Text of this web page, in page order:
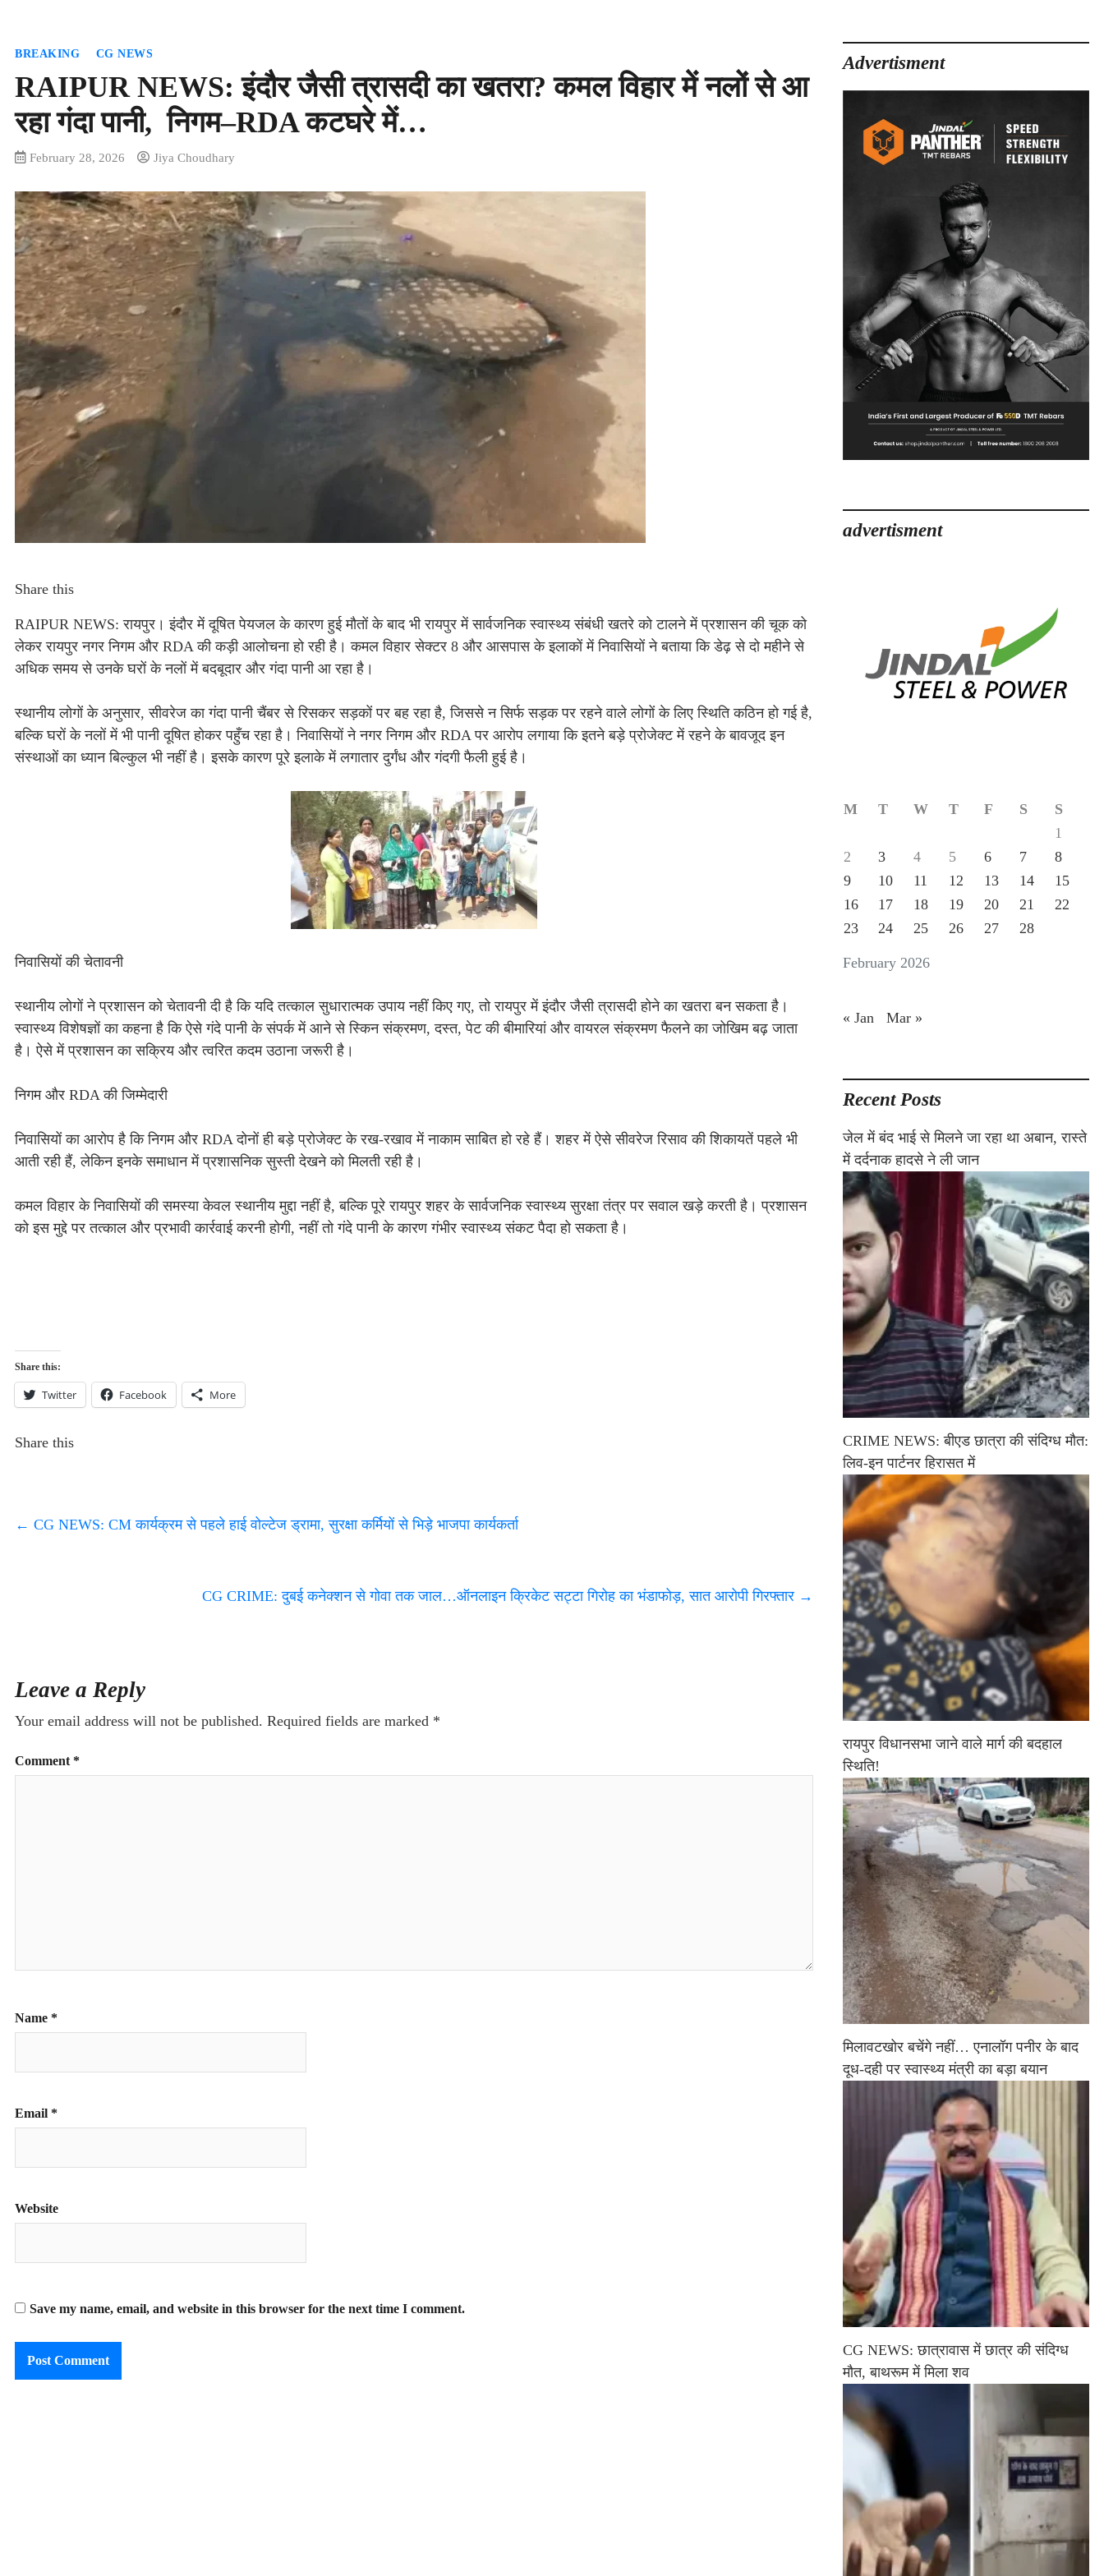
BREAKING CG NEWS
RAIPUR NEWS: इंदौर जैसी त्रासदी का खतरा? कमल विहार में नलों से आ
रहा गंदा पानी, निगम–RDA कटघरे में…
February 28, 2026 Jiya Choudhary
Share this
RAIPUR NEWS: रायपुर। इंदौर में दूषित पेयजल के कारण हुई मौतों के बाद भी रायपुर में सार्वजनिक स्वास्थ्य संबंधी खतरे को टालने में प्रशासन की चूक को
लेकर रायपुर नगर निगम और RDA की कड़ी आलोचना हो रही है। कमल विहार सेक्टर 8 और आसपास के इलाकों में निवासियों ने बताया कि डेढ़ से दो महीने से
अधिक समय से उनके घरों के नलों में बदबूदार और गंदा पानी आ रहा है।
स्थानीय लोगों के अनुसार, सीवरेज का गंदा पानी चैंबर से रिसकर सड़कों पर बह रहा है, जिससे न सिर्फ सड़क पर रहने वाले लोगों के लिए स्थिति कठिन हो गई है,
बल्कि घरों के नलों में भी पानी दूषित होकर पहुँच रहा है। निवासियों ने नगर निगम और RDA पर आरोप लगाया कि इतने बड़े प्रोजेक्ट में रहने के बावजूद इन
संस्थाओं का ध्यान बिल्कुल भी नहीं है। इसके कारण पूरे इलाके में लगातार दुर्गंध और गंदगी फैली हुई है।
निवासियों की चेतावनी
स्थानीय लोगों ने प्रशासन को चेतावनी दी है कि यदि तत्काल सुधारात्मक उपाय नहीं किए गए, तो रायपुर में इंदौर जैसी त्रासदी होने का खतरा बन सकता है।
स्वास्थ्य विशेषज्ञों का कहना है कि ऐसे गंदे पानी के संपर्क में आने से स्किन संक्रमण, दस्त, पेट की बीमारियां और वायरल संक्रमण फैलने का जोखिम बढ़ जाता
है। ऐसे में प्रशासन का सक्रिय और त्वरित कदम उठाना जरूरी है।
निगम और RDA की जिम्मेदारी
निवासियों का आरोप है कि निगम और RDA दोनों ही बड़े प्रोजेक्ट के रख-रखाव में नाकाम साबित हो रहे हैं। शहर में ऐसे सीवरेज रिसाव की शिकायतें पहले भी
आती रही हैं, लेकिन इनके समाधान में प्रशासनिक सुस्ती देखने को मिलती रही है।
कमल विहार के निवासियों की समस्या केवल स्थानीय मुद्दा नहीं है, बल्कि पूरे रायपुर शहर के सार्वजनिक स्वास्थ्य सुरक्षा तंत्र पर सवाल खड़े करती है। प्रशासन
को इस मुद्दे पर तत्काल और प्रभावी कार्रवाई करनी होगी, नहीं तो गंदे पानी के कारण गंभीर स्वास्थ्य संकट पैदा हो सकता है।
Share this:
Twitter Facebook More
Share this
← CG NEWS: CM कार्यक्रम से पहले हाई वोल्टेज ड्रामा, सुरक्षा कर्मियों से भिड़े भाजपा कार्यकर्ता
CG CRIME: दुबई कनेक्शन से गोवा तक जाल…ऑनलाइन क्रिकेट सट्टा गिरोह का भंडाफोड़, सात आरोपी गिरफ्तार →
Leave a Reply
Your email address will not be published. Required fields are marked *
Comment *
Name *
Email *
Website
Save my name, email, and website in this browser for the next time I comment.
Advertisment
advertisment
February 2026
M T W T F S
S
1
2
3 4 5 6 7
8
9
10 11 12 13 14
15
16
17 18 19 20 21
22
23
24 25 26 27 28
« Jan Mar »
Recent Posts
जेल में बंद भाई से मिलने जा रहा था अबान, रास्ते
में दर्दनाक हादसे ने ली जान
CRIME NEWS: बीएड छात्रा की संदिग्ध मौत:
लिव-इन पार्टनर हिरासत में
रायपुर विधानसभा जाने वाले मार्ग की बदहाल
स्थिति!
मिलावटखोर बचेंगे नहीं… एनालॉग पनीर के बाद
दूध-दही पर स्वास्थ्य मंत्री का बड़ा बयान
CG NEWS: छात्रावास में छात्र की संदिग्ध
मौत, बाथरूम में मिला शव